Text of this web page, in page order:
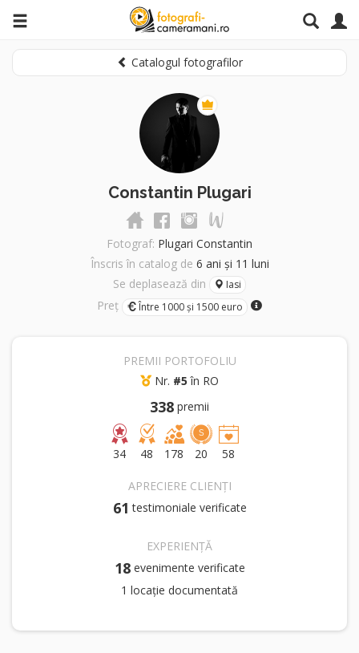
Catalogul fotografilor
Constantin Plugari
Fotograf: Plugari Constantin
Înscris în catalog de 6 ani și 11 luni
Se deplasează din
Iasi
Preț Între 1000 și 1500 euro
PREMII PORTOFOLIU
Nr. #5 în RO
338 premii
34 48 178 20 58
APRECIERE CLIENȚI
61 testimoniale verificate
EXPERIENȚĂ
18 evenimente verificate
1 locație documentată